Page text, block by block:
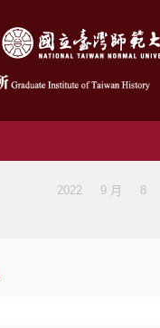
2022 9 月 8